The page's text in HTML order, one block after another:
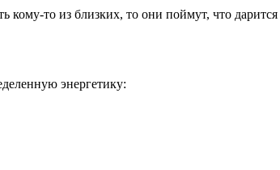
кому-то из близких, то они поймут, что
энергетику: